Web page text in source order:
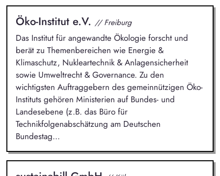
Öko-Institut e.V. // Freiburg
Das Institut für angewandte Ökologie forscht und
berät zu Themenbereichen wie Energie &
Klimaschutz, Nukleartechnik & Anlagensicherheit
sowie Umweltrecht & Governance. Zu den
wichtigsten Auftraggebern des gemeinnützigen Öko-
Instituts gehören Ministerien auf Bundes- und
Landesebene (z.B. das Büro für
Technikfolgenabschätzung am Deutschen
Bundestag...